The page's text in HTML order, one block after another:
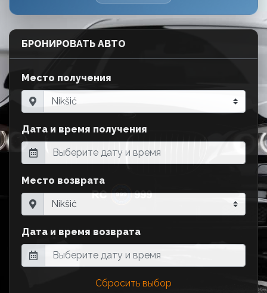
БРОНИРОВАТЬ АВТО
Место получения
Дата и время получения
Место возврата
Дата и время возврата
Сбросить выбор